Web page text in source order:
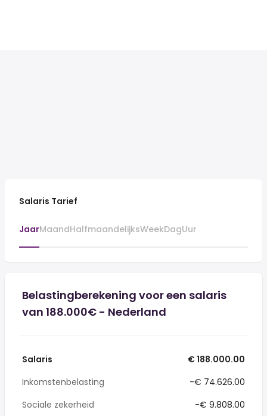
Salaris Tarief
JaarMaandHalfmaandelijksWeekDagUur
Belastingberekening voor een salaris
van 188.000€ - Nederland
Salaris
€ 188.000.00
Inkomstenbelasting
-€ 74.626.00
Sociale zekerheid
-€ 9.808.00